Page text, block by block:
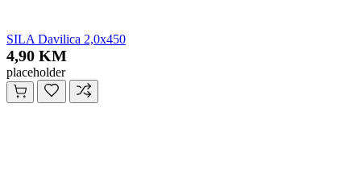
SILA Davilica 2,0x450
4,90 KM
placeholder